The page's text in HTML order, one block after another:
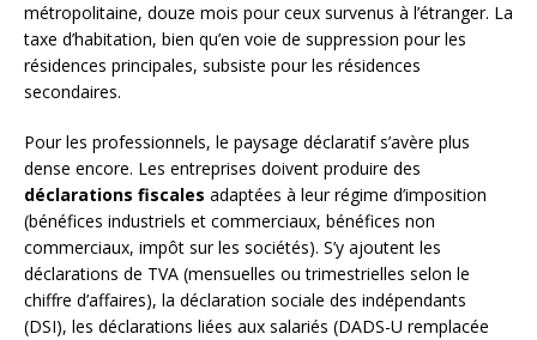
métropolitaine, douze mois pour ceux survenus à l’étranger. La
taxe d’habitation, bien qu’en voie de suppression pour les
résidences principales, subsiste pour les résidences
secondaires.
Pour les professionnels, le paysage déclaratif s’avère plus
dense encore. Les entreprises doivent produire des
déclarations fiscales adaptées à leur régime d’imposition
(bénéfices industriels et commerciaux, bénéfices non
commerciaux, impôt sur les sociétés). S’y ajoutent les
déclarations de TVA (mensuelles ou trimestrielles selon le
chiffre d’affaires), la déclaration sociale des indépendants
(DSI), les déclarations liées aux salariés (DADS-U remplacée